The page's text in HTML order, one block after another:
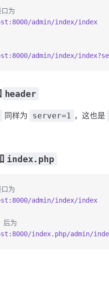
为
admin/index/index
admin/index/
header
同样为 server=1 ，这也是
index.php
为
admin/index/index
为
index.php/admin/